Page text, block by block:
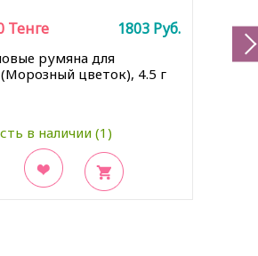
румяна для
цветок), 4.5 г
в наличии (1)
Тенге 1803 Руб.